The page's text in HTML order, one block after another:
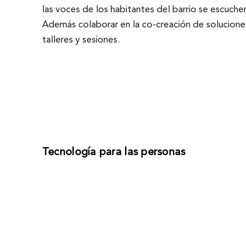
las voces de los habitantes del barrio se
Además colaborar en la co-creación de
talleres y sesiones.
Tecnología para las personas